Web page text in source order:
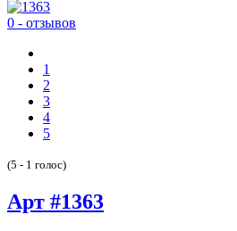
0 - отзывов
1
2
3
4
5
(5 - 1 голос)
Арт #1363